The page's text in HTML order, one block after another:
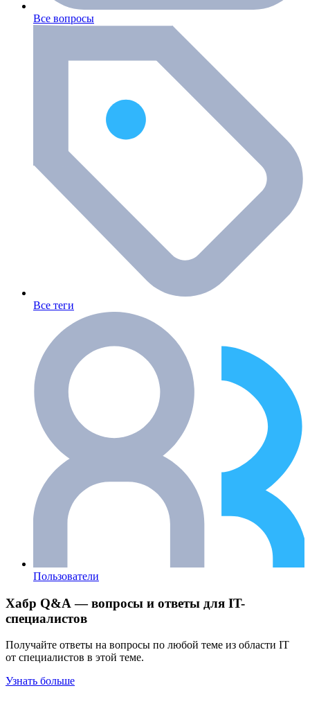
Все вопросы
Все теги
Пользователи
Хабр Q&A — вопросы и ответы для IT-
специалистов
Получайте ответы на вопросы по любой теме из области IT
от специалистов в этой теме.
Узнать больше